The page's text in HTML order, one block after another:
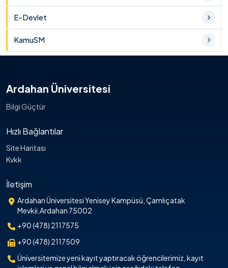
E-Devlet
KamuSM
Ardahan Üniversitesi
Bilgi Güçtür
Hızlı Bağlantılar
Site Haritası
Kvkk
İletişim
Ardahan Üniversitesi Yenisey Kampüsü, Çamlıçatak
Mevkii,Ardahan 75002
+90 (478) 2117575
+90 (478) 2117509
Üniversitemize yeni kayıt yaptıracak öğrencilerimiz, kayıt